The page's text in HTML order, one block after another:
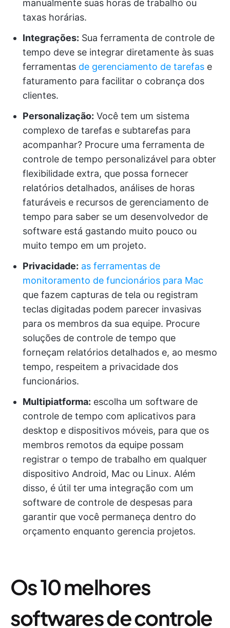
manualmente suas horas de trabalho ou
taxas horárias.
Integrações: Sua ferramenta de controle de
tempo deve se integrar diretamente às suas
ferramentas de gerenciamento de tarefas e
faturamento para facilitar o cobrança dos
clientes.
Personalização: Você tem um sistema
complexo de tarefas e subtarefas para
acompanhar? Procure uma ferramenta de
controle de tempo personalizável para obter
flexibilidade extra, que possa fornecer
relatórios detalhados, análises de horas
faturáveis e recursos de gerenciamento de
tempo para saber se um desenvolvedor de
software está gastando muito pouco ou
muito tempo em um projeto.
Privacidade: as ferramentas de
monitoramento de funcionários para Mac
que fazem capturas de tela ou registram
teclas digitadas podem parecer invasivas
para os membros da sua equipe. Procure
soluções de controle de tempo que
forneçam relatórios detalhados e, ao mesmo
tempo, respeitem a privacidade dos
funcionários.
Multipiatforma: escolha um software de
controle de tempo com aplicativos para
desktop e dispositivos móveis, para que os
membros remotos da equipe possam
registrar o tempo de trabalho em qualquer
dispositivo Android, Mac ou Linux. Além
disso, é útil ter uma integração com um
software de controle de despesas para
garantir que você permaneça dentro do
orçamento enquanto gerencia projetos.
Os 10 melhores
softwares de controle